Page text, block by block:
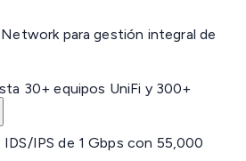
para gestión integral de
30+ equipos UniFi y 300+
IPS de 1 Gbps con 55,000